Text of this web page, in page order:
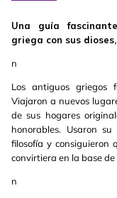
Una guía
griega con sus
n
Los antiguos griegos
Viajaron a nuevos
de sus hogares
honorables. Usaron
filosofía y consiguieron
convirtiera en la base de
n